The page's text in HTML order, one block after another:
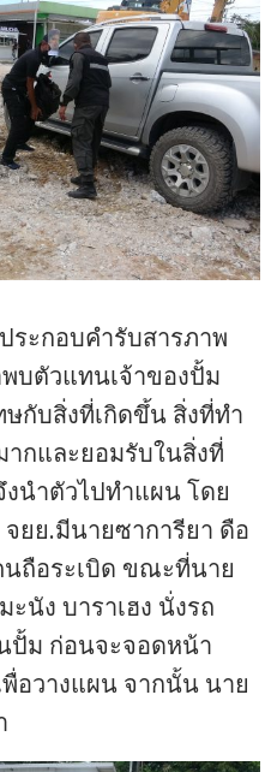
ะกอบคำรับสารภาพ
บตัวแทนเจ้าของปั้ม
กับสิ่งที่เกิดขึ้น สิ่งที่ทำ
ากและยอมรับในสิ่งที่
นำตัวไปทำแผน โดย
ยย.มีนายซาการียา ดือ
ถือระเบิด ขณะที่นาย
นัง บาราเฮง นั่งรถ
ปั้ม ก่อนจะจอดหน้า
อวางแผน จากนั้น นาย